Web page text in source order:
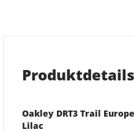
Produktdetails
Oakley DRT3 Trail
Lilac